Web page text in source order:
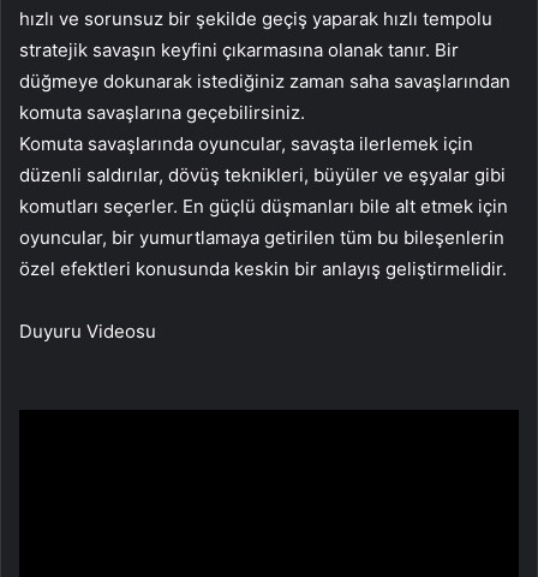
hızlı ve sorunsuz bir şekilde geçiş yaparak hızlı tempolu
stratejik savaşın keyfini çıkarmasına olanak tanır. Bir
düğmeye dokunarak istediğiniz zaman saha savaşlarından
komuta savaşlarına geçebilirsiniz.
Komuta savaşlarında oyuncular, savaşta ilerlemek için
düzenli saldırılar, dövüş teknikleri, büyüler ve eşyalar gibi
komutları seçerler. En güçlü düşmanları bile alt etmek için
oyuncular, bir yumurtlamaya getirilen tüm bu bileşenlerin
özel efektleri konusunda keskin bir anlayış geliştirmelidir.
Duyuru Videosu